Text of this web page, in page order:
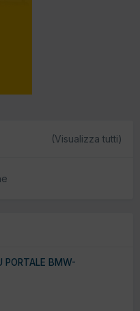
(Visualizza tutti)
PORTALE BMW-